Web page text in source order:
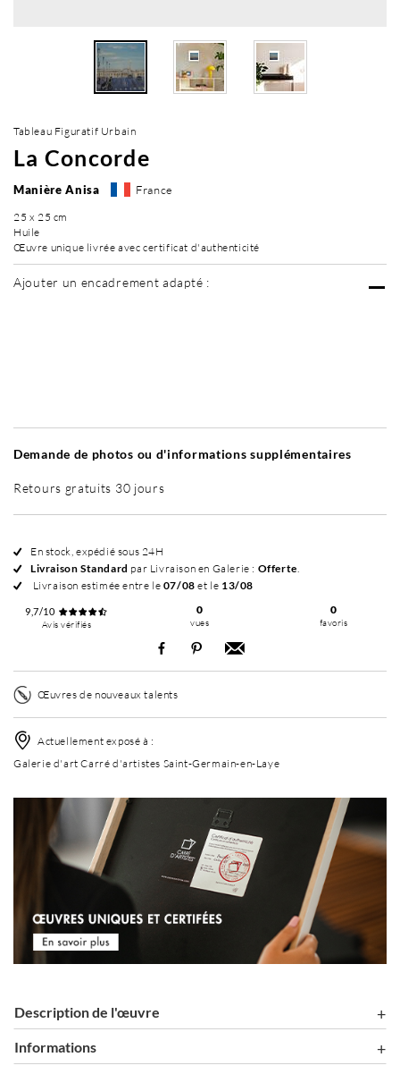
Tableau Figuratif Urbain
La Concorde
Manière Anisa France
25 x 25 cm
Huile
Œuvre unique livrée avec certificat d'authenticité
Ajouter un encadrement adapté :
Demande de photos ou d'informations supplémentaires
Retours gratuits 30 jours
En stock, expédié sous 24H
Livraison Standard par Livraison en Galerie : Offerte.
Livraison estimée entre le 07/08 et le 13/08
9,7/10
Avis vérifiés
0
vues
0
favoris
Œuvres de nouveaux talents
Actuellement exposé à :
Galerie d'art Carré d'artistes Saint-Germain-en-Laye
Description de l'œuvre
Informations